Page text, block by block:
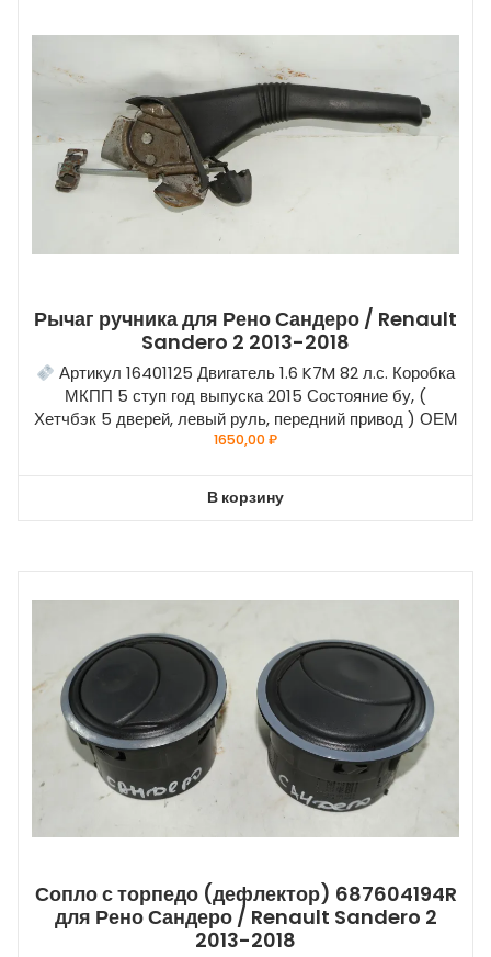
Рычаг ручника для Рено Сандеро / Renault
Sandero 2 2013-2018
Артикул 16401125 Двигатель 1.6 K7M 82 л.с. Коробка
МКПП 5 ступ год выпуска 2015 Состояние бу, (
Хетчбэк 5 дверей, левый руль, передний привод ) ОЕМ
1650,00₽
В корзину
Сопло с торпедо (дефлектор) 687604194R
для Рено Сандеро / Renault Sandero 2
2013-2018